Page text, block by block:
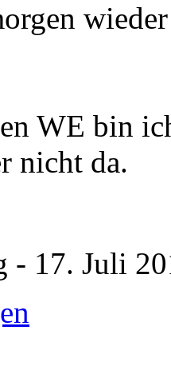
WE bin
nicht da.
- 17. Juli